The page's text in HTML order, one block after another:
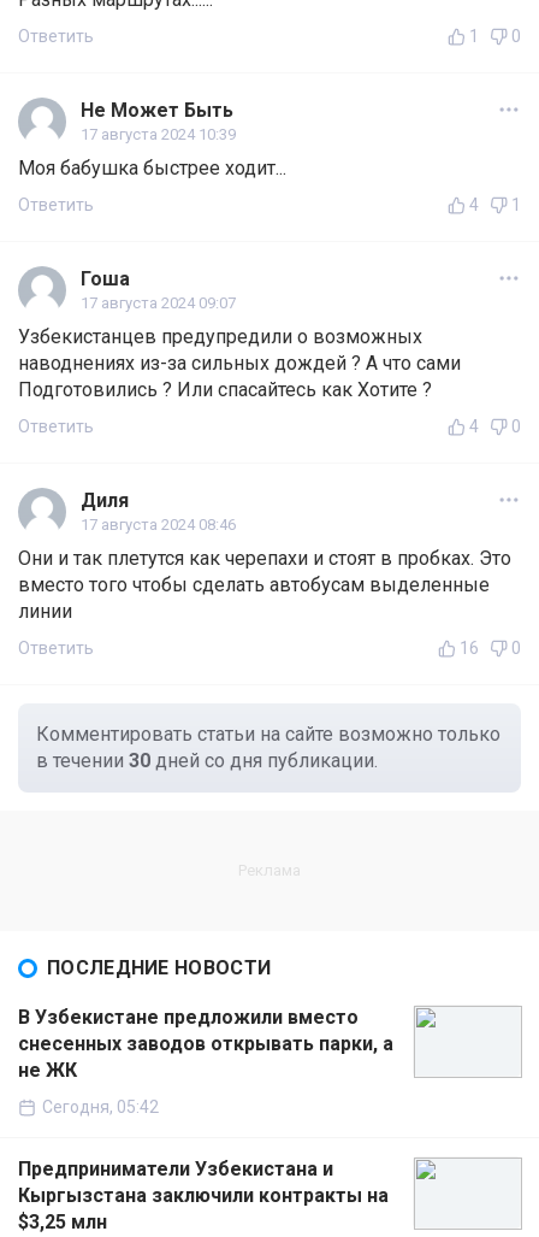
Ответить 1 0
Не Может Быть
17 августа 2024 10:39
Моя бабушка быстрее ходит...
Ответить 4 1
Гоша
17 августа 2024 09:07
Узбекистанцев предупредили о возможных
наводнениях из-за сильных дождей ? А что сами
Подготовились ? Или спасайтесь как Хотите ?
Ответить 4 0
Диля
17 августа 2024 08:46
Они и так плетутся как черепахи и стоят в пробках. Это
вместо того чтобы сделать автобусам выделенные
линии
Ответить 16 0
Комментировать статьи на сайте возможно только
в течении 30 дней со дня публикации.
ПОСЛЕДНИЕ НОВОСТИ
В Узбекистане предложили вместо
снесенных заводов открывать парки, а
не ЖК
Сегодня, 05:42
Предприниматели Узбекистана и
Кыргызстана заключили контракты на
$3,25 млн